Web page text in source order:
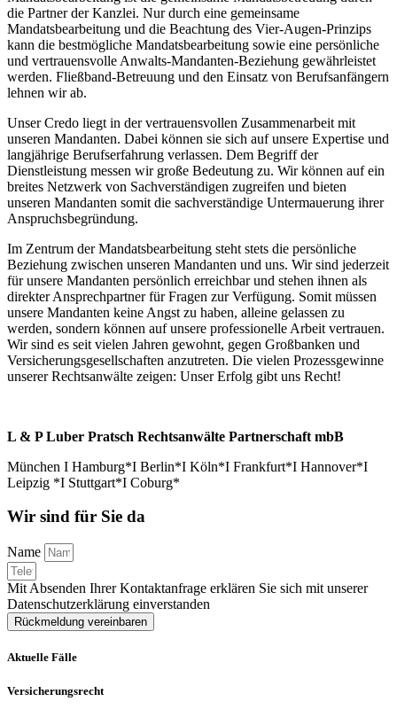
die Partner der Kanzlei. Nur durch eine gemeinsame
Mandatsbearbeitung und die Beachtung des Vier-Augen-Prinzips
kann die bestmögliche Mandatsbearbeitung sowie eine persönliche
und vertrauensvolle Anwalts-Mandanten-Beziehung gewährleistet
werden. Fließband-Betreuung und den Einsatz von Berufsanfängern
lehnen wir ab.
Unser Credo liegt in der vertrauensvollen Zusammenarbeit mit
unseren Mandanten. Dabei können sie sich auf unsere Expertise und
langjährige Berufserfahrung verlassen. Dem Begriff der
Dienstleistung messen wir große Bedeutung zu. Wir können auf ein
breites Netzwerk von Sachverständigen zugreifen und bieten
unseren Mandanten somit die sachverständige Untermauerung ihrer
Anspruchsbegründung.
Im Zentrum der Mandatsbearbeitung steht stets die persönliche
Beziehung zwischen unseren Mandanten und uns. Wir sind jederzeit
für unsere Mandanten persönlich erreichbar und stehen ihnen als
direkter Ansprechpartner für Fragen zur Verfügung. Somit müssen
unsere Mandanten keine Angst zu haben, alleine gelassen zu
werden, sondern können auf unsere professionelle Arbeit vertrauen.
Wir sind es seit vielen Jahren gewohnt, gegen Großbanken und
Versicherungsgesellschaften anzutreten. Die vielen Prozessgewinne
unserer Rechtsanwälte zeigen: Unser Erfolg gibt uns Recht!
L & P Luber Pratsch Rechtsanwälte Partnerschaft mbB
München I Hamburg*I Berlin*I Köln*I Frankfurt*I Hannover*I
Leipzig *I Stuttgart*I Coburg*
Wir sind für Sie da
Name
Mit Absenden Ihrer Kontaktanfrage erklären Sie sich mit unserer
Datenschutzerklärung einverstanden
Rückmeldung vereinbaren
Aktuelle Fälle
Versicherungsrecht